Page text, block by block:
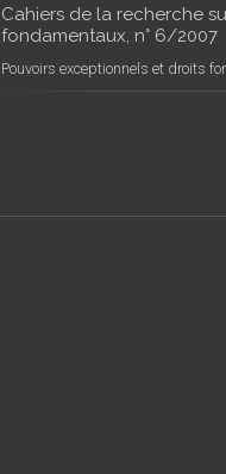
Cahiers de la recherche
fondamentaux, n° 6/2007
Pouvoirs exceptionnels et droits